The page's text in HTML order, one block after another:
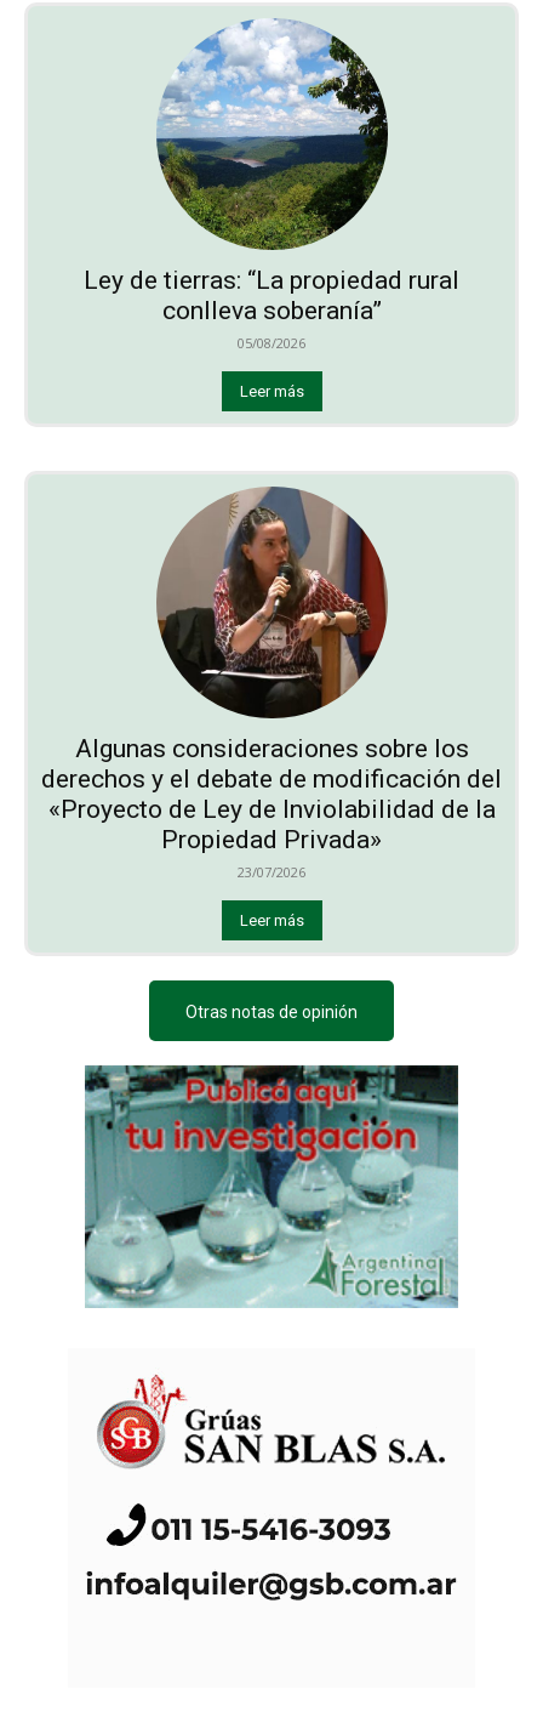
Ley de tierras: “La propiedad rural
conlleva soberanía”
05/08/2026
Leer más
Algunas consideraciones sobre los
derechos y el debate de modificación del
«Proyecto de Ley de Inviolabilidad de la
Propiedad Privada»
23/07/2026
Leer más
Otras notas de opinión